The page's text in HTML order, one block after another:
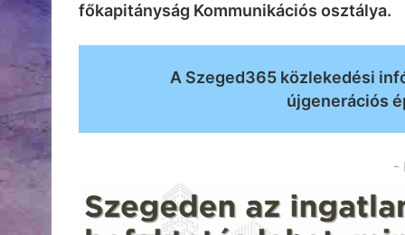
főkapitányság Kommunikációs osztálya.
A Szeged365 közlekedési
újgenerációs
-